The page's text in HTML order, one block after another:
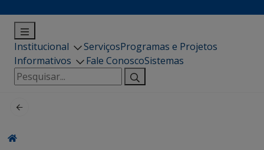
Institucional ServiçosProgramas e Projetos
Informativos
Fale ConoscoSistemas
Pesquisar
por: